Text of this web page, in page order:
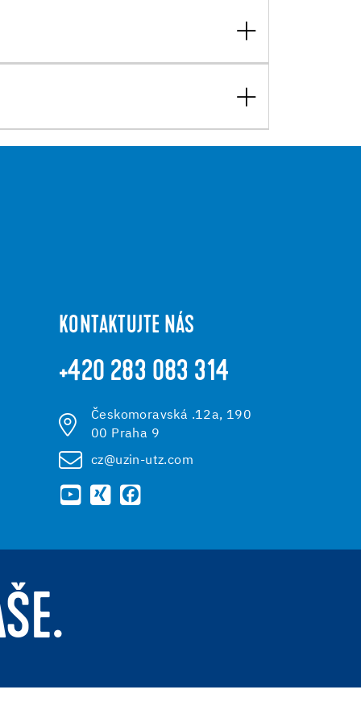
KONTAKTUJTE NÁS
+420 283 083 314
Českomoravská .12a, 190
00 Praha 9
cz@uzin-utz.com